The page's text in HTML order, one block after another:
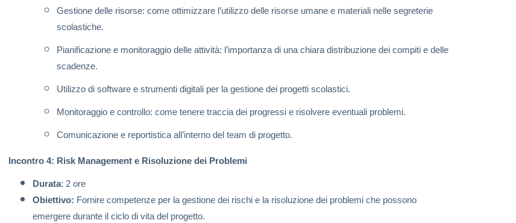
Gestione delle risorse: come ottimizzare l’utilizzo delle risorse umane e materiali nelle segreterie
scolastiche.
Pianificazione e monitoraggio delle attività: l’importanza di una chiara distribuzione dei compiti e delle
scadenze.
Utilizzo di software e strumenti digitali per la gestione dei progetti scolastici.
Monitoraggio e controllo: come tenere traccia dei progressi e risolvere eventuali problemi.
Comunicazione e reportistica all’interno del team di progetto.
Incontro 4: Risk Management e Risoluzione dei Problemi
Durata: 2 ore
Obiettivo: Fornire competenze per la gestione dei rischi e la risoluzione dei problemi che possono
emergere durante il ciclo di vita del progetto.